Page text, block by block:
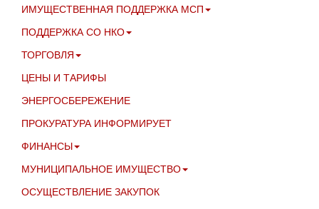
ИМУЩЕСТВЕННАЯ ПОДДЕРЖКА МСП
ПОДДЕРЖКА СО НКО
ТОРГОВЛЯ
ЦЕНЫ И ТАРИФЫ
ЭНЕРГОСБЕРЕЖЕНИЕ
ПРОКУРАТУРА ИНФОРМИРУЕТ
ФИНАНСЫ
МУНИЦИПАЛЬНОЕ ИМУЩЕСТВО
ОСУЩЕСТВЛЕНИЕ ЗАКУПОК